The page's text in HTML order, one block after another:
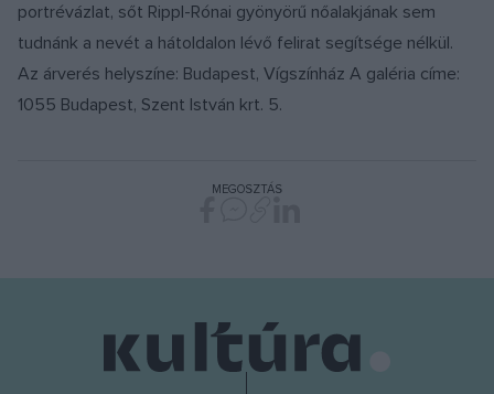
portrévázlat, sőt Rippl-Rónai gyönyörű nőalakjának sem
tudnánk a nevét a hátoldalon lévő felirat segítsége nélkül.
Az árverés helyszíne: Budapest, Vígszínház A galéria címe:
1055 Budapest, Szent István krt. 5.
MEGOSZTÁS